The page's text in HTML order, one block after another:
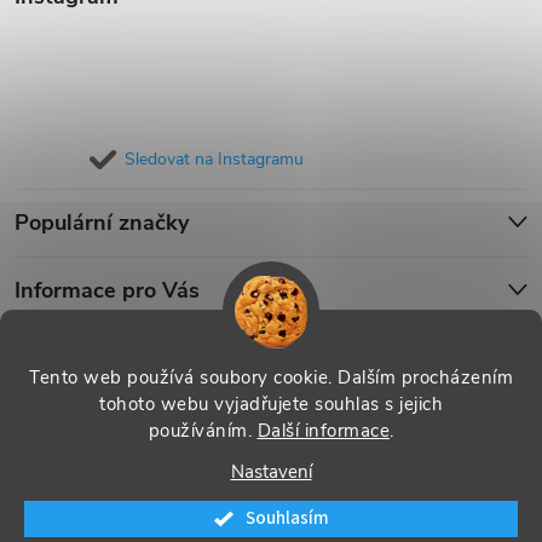
Tento web používá soubory cookie. Dalším procházením
tohoto webu vyjadřujete souhlas s jejich
používáním. Další informace.
Nastavení
Souhlasím
Sledovat na Instagramu
Populární značky
Informace pro Vás
Vytvořil Shoptet
Copyright 2026 . Všechna práva vyhrazena.
nastavení cookies